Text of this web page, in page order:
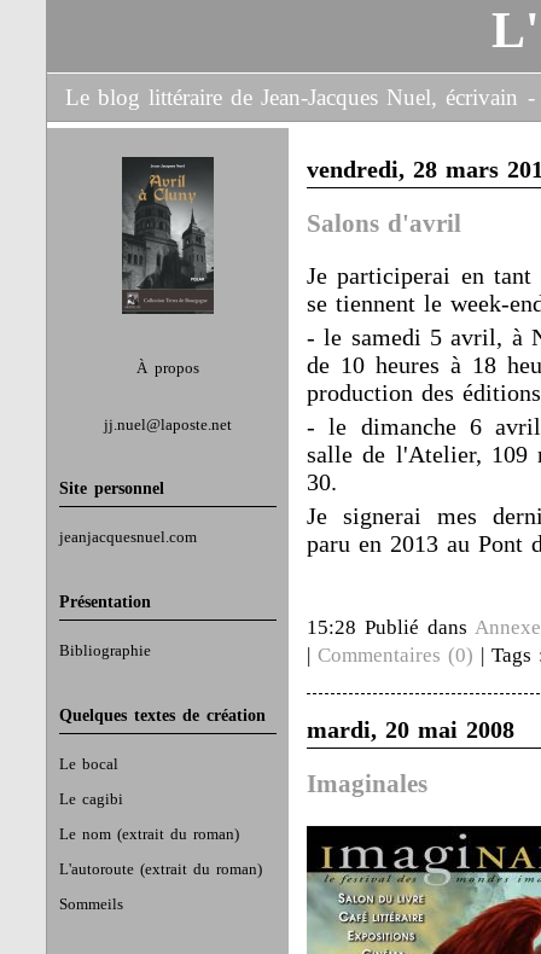
Le blog littéraire de Jean-Jacques Nuel, écrivain
À propos
jj.nuel@laposte.net
Site personnel
jeanjacquesnuel.com
Présentation
Bibliographie
Quelques textes de création
Le bocal
Le cagibi
Le nom (extrait du roman)
L'autoroute (extrait du roman)
Sommeils
vendredi, 28 mars
Salons d'avril
Je participerai en
se tiennent le week-
- le samedi 5 avril, à
de 10 heures à 18
production des
- le dimanche 6
salle de l'Atelier, 109
30.
Je signerai mes
paru en 2013 au Pont
15:28 Publié dans
|Commentaires (0) |
mardi, 20 mai 2008
Imaginales